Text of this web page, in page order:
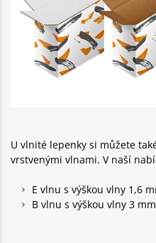
U vlnité lepenky si můžete
vrstvenými vlnami. V naší
E vlnu s výškou vlny 1,6
B vlnu s výškou vlny 3